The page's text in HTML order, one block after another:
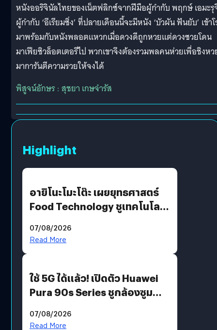
หนังออริจินัลไทยของเน็ตฟลิกซ์จากฝีมือผู้กำกับ พฤกษ์ เอมะ
ผู้กำกับ ‘อีเรียมซิ่ง’ ที่ปลายเดือนนี้จะมีหนัง ‘บัวผัน ฟันยับ’ เข้าโ
มาพร้อมกับหนังพลอตแหวกเมื่อดวงดีถูกหวยแต่ดวงซวยโดน
มาเฟียซิวล็อตเตอรีไป พวกเขาจึงต้องรวมพลคนห่วยเพื่อชิงห
มาการันตีความรวยให้จงได้
พิสูจน์อักษร : สุชยา เกษจำรัส
Highlight
อายิโนะโมะโต๊ะ เผยยุทธศาสตร์
Food Technology ชูเทคโนโลยี
บริโภคและ B2B
07/08/2026
Read More
ใช้ 5G ได้แล้ว! เปิดตัว Huawei
Pura 90s Series ชูกล้องซูม
07/08/2026
Read More